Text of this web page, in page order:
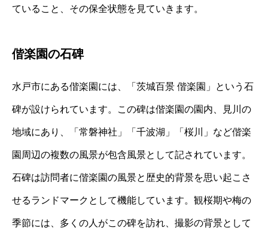
ていること、その保全状態を見ていきます。
偕楽園の石碑
水戸市にある偕楽園には、「茨城百景 偕楽園」という石
碑が設けられています。この碑は偕楽園の園内、見川の
地域にあり、「常磐神社」「千波湖」「桜川」など偕楽
園周辺の複数の風景が包含風景として記されています。
石碑は訪問者に偕楽園の風景と歴史的背景を思い起こさ
せるランドマークとして機能しています。観桜期や梅の
季節には、多くの人がこの碑を訪れ、撮影の背景として